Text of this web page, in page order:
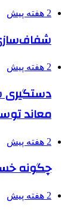
2 هفته پیش
شفاف‌سازی ۲۸ میلیارد یورو
2 هفته پیش
دستگیری
معاند
2 هفته پیش
چگونه
2 هفته پیش